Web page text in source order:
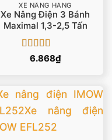
XE NÂNG HÀNG
Xe Nâng Điện 3 Bánh
Maximal 1,3-2,5 Tấn
Được xếp
5 sao
6.868₫